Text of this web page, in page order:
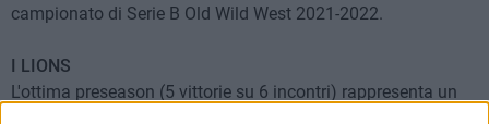
campionato di Serie B Old Wild West 2021-2022.
I LIONS
L'ottima preseason (5 vittorie su 6 incontri) rappresenta un